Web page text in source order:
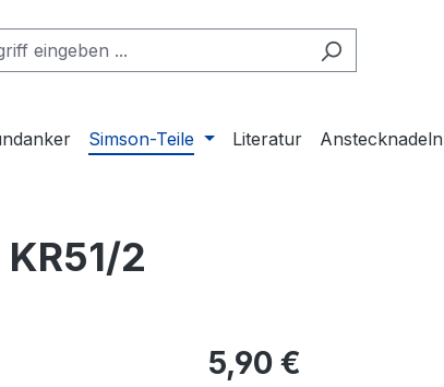
Simson-Teile Literatur Anstecknadeln
2
Regulärer Preis:
5,90 €